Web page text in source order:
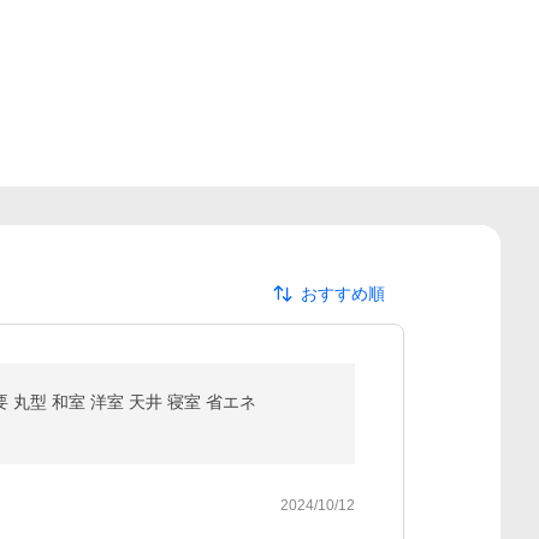
おすすめ順
丸型 和室 洋室 天井 寝室 省エネ
2024/10/12